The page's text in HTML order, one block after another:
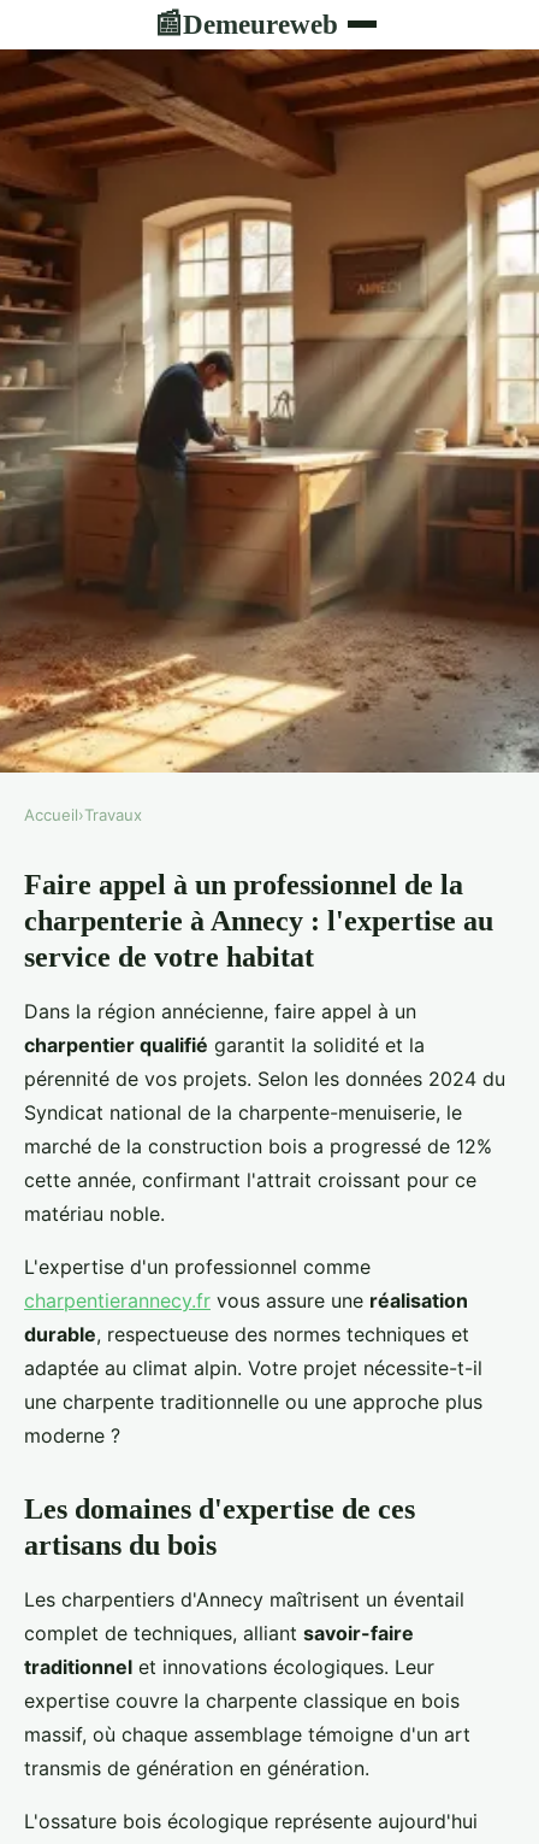
📰Demeureweb
Charpentier à annecy : artisanat
en bois pour tous vos besoins
Accueil›Travaux
Faire appel à un professionnel de la
charpenterie à Annecy : l'expertise au
service de votre habitat
Dans la région annécienne, faire appel à un
charpentier qualifié garantit la solidité et la
pérennité de vos projets. Selon les données 2024 du
Syndicat national de la charpente-menuiserie, le
marché de la construction bois a progressé de 12%
cette année, confirmant l'attrait croissant pour ce
matériau noble.
L'expertise d'un professionnel comme
charpentierannecy.fr vous assure une réalisation
durable, respectueuse des normes techniques et
adaptée au climat alpin. Votre projet nécessite-t-il
une charpente traditionnelle ou une approche plus
moderne ?
Les domaines d'expertise de ces
artisans du bois
Les charpentiers d'Annecy maîtrisent un éventail
complet de techniques, alliant savoir-faire
traditionnel et innovations écologiques. Leur
expertise couvre la charpente classique en bois
massif, où chaque assemblage témoigne d'un art
transmis de génération en génération.
L'ossature bois écologique représente aujourd'hui